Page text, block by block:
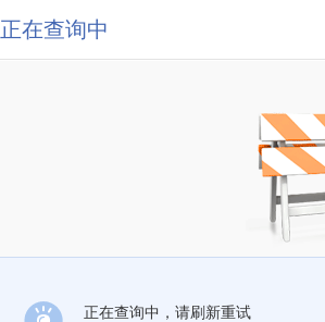
正在查询中
正在查询中，请刷新重试